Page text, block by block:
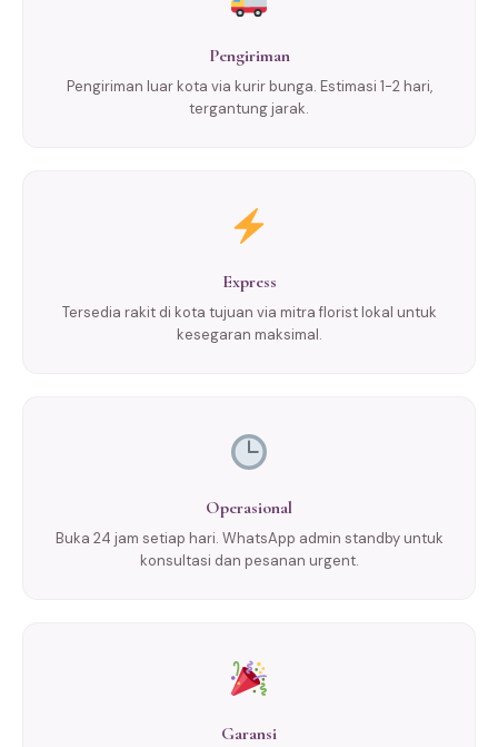
Pengiriman
Pengiriman luar kota via kurir bunga. Estimasi 1-2 hari,
tergantung jarak.
Express
Tersedia rakit di kota tujuan via mitra florist lokal untuk
kesegaran maksimal.
Operasional
Buka 24 jam setiap hari. WhatsApp admin standby untuk
konsultasi dan pesanan urgent.
Garansi